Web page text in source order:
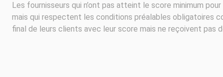
Les fournisseurs qui n’ont pas atteint le score minimum
mais qui respectent les conditions préalables obligatoires
final de leurs clients avec leur score mais ne reçoivent pas